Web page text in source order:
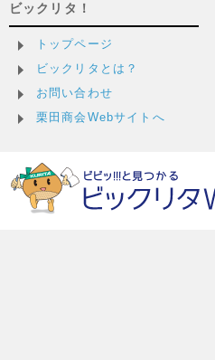
ビックリタ！
トップページ
ビックリタとは？
お問い合わせ
栗田商会Webサイトへ